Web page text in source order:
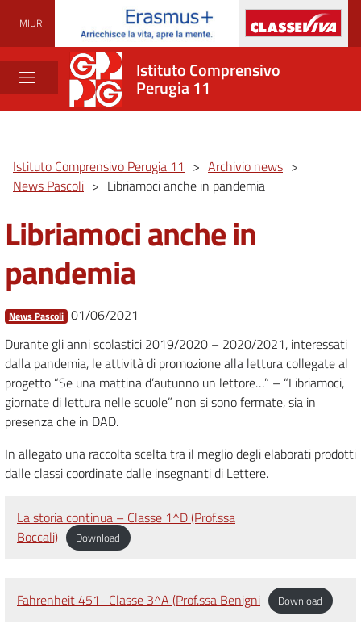
MIUR
Istituto Comprensivo
Perugia 11
Istituto Comprensivo Perugia 11 > Archivio news >
News Pascoli > Libriamoci anche in pandemia
Libriamoci anche in
pandemia
News Pascoli 01/06/2021
Durante gli anni scolastici 2019/2020 – 2020/2021, interessati
dalla pandemia, le attività di promozione alla lettura collegate al
progetto “Se una mattina d’autunno un lettore…” – “Libriamoci,
giornate di lettura nelle scuole” non si sono fermate, sia in
presenza che in DAD.
In allegato una raccolta scelta tra il meglio degli elaborati prodotti
dalle classi coordinate dalle insegnanti di Lettere.
La storia continua – Classe 1^D (Prof.ssa
Boccali)
Download
Fahrenheit 451- Classe 3^A (Prof.ssa Benigni Download